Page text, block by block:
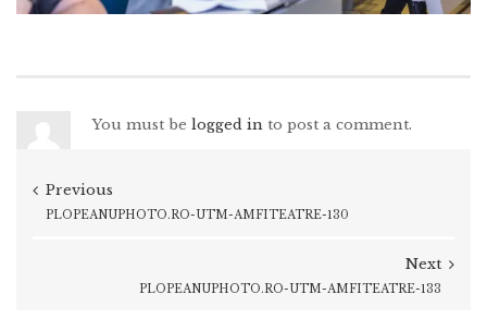
You must be logged in to post a comment.
Previous
PLOPEANUPHOTO.RO-UTM-AMFITEATRE-130
Next
PLOPEANUPHOTO.RO-UTM-AMFITEATRE-133